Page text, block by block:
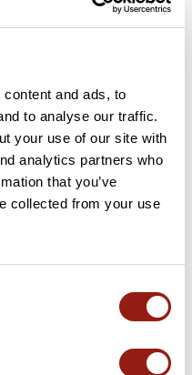
and ads, to
to analyse our traffic.
your use of our site with
analytics partners who
that you’ve
collected from your use